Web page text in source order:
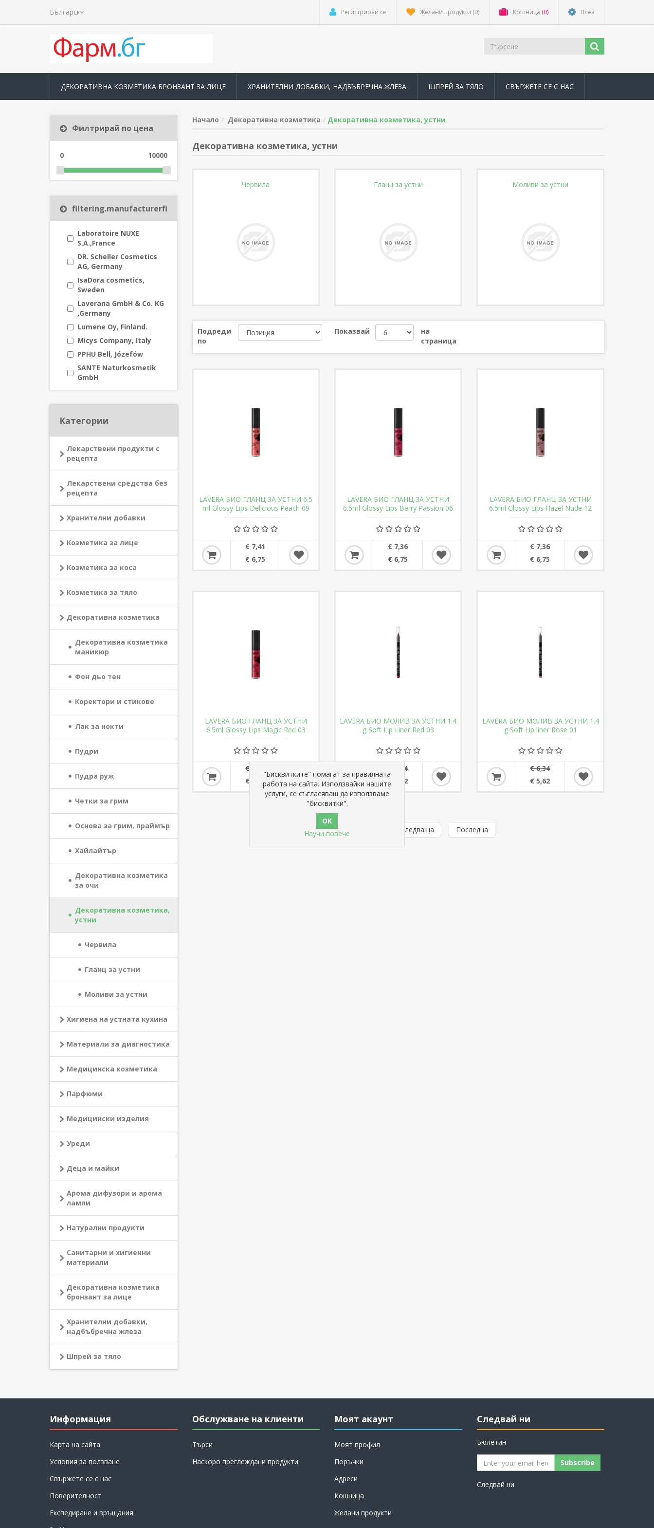
Регистрирай се Желани продукти (0) Кошница (0) Влез
ДЕКОРАТИВНА КОЗМЕТИКА БРОНЗАНТ ЗА ЛИЦЕ ХРАНИТЕЛНИ ДОБАВКИ, НАДБЪБРЕЧНА ЖЛЕЗА ШПРЕЙ ЗА ТЯЛО СВЪРЖЕТЕ СЕ С НАС
Филтрирай по цена
0 10000
filtering.manufacturerfilter
Laboratoire NUXE
S.A.,France
DR. Scheller Cosmetics
AG, Germany
IsaDora cosmetics,
Sweden
Laverana GmbH & Co. KG
,Germany
Lumene Oy, Finland.
Micys Company, Italy
PPHU Bell, Józefów
SANTE Naturkosmetik
GmbH
Категории
Лекарствени продукти с
рецепта
Лекарствени средства без
рецепта
Хранителни добавки
Козметика за лице
Козметика за коса
Козметика за тяло
Декоративна козметика
Декоративна козметика
маникюр
Фон дьо тен
Коректори и стикове
Лак за нокти
Пудри
Пудра руж
Четки за грим
Основа за грим, праймър
Хайлайтър
Декоративна козметика
за очи
Декоративна козметика,
устни
Червила
Гланц за устни
Моливи за устни
Хигиена на устната кухина
Материали за диагностика
Медицинска козметика
Парфюми
Медицински изделия
Уреди
Деца и майки
Арома дифузори и арома
лампи
Натурални продукти
Санитарни и хигиенни
материали
Декоративна козметика
бронзант за лице
Хранителни добавки,
надбъбречна жлеза
Шпрей за тяло
Начало Декоративна козметика Декоративна козметика, устни
Декоративна козметика, устни
Червила Гланц за устни Моливи за устни
Подреди
по
Показвай
на
страница
LAVERA БИО ГЛАНЦ ЗА УСТНИ 6.5
ml Glossy Lips Delicious Peach 09
€ 7,41
€ 6,75
LAVERA БИО ГЛАНЦ ЗА УСТНИ
6.5ml Glossy Lips Berry Passion 06
€ 7,36
€ 6,75
LAVERA БИО ГЛАНЦ ЗА УСТНИ
6.5ml Glossy Lips Hazel Nude 12
€ 7,36
€ 6,75
LAVERA БИО ГЛАНЦ ЗА УСТНИ
6.5ml Glossy Lips Magic Red 03
€ 7,36
€ 6,75
LAVERA БИО МОЛИВ ЗА УСТНИ 1.4
g Soft Lip Liner Red 03
€ 6,24
€ 5,62
LAVERA БИО МОЛИВ ЗА УСТНИ 1.4
g Soft Lip liner Rose 01
€ 6,34
€ 5,62
1 2 Следваща Последна
Информация
Карта на сайта
Условия за ползване
Свържете се с нас
Поверителност
Експедиране и връщания
Обслужване на клиенти
Търси
Наскоро преглеждани продукти
Моят акаунт
Моят профил
Поръчки
Адреси
Кошница
Желани продукти
Следвай ни
Бюлетин
Subscribe
Следвай ни
"Бисквитките" помагат за правилната
работа на сайта. Използвайки нашите
услуги, се съгласяваш да използваме
"бисквитки".
Научи повече